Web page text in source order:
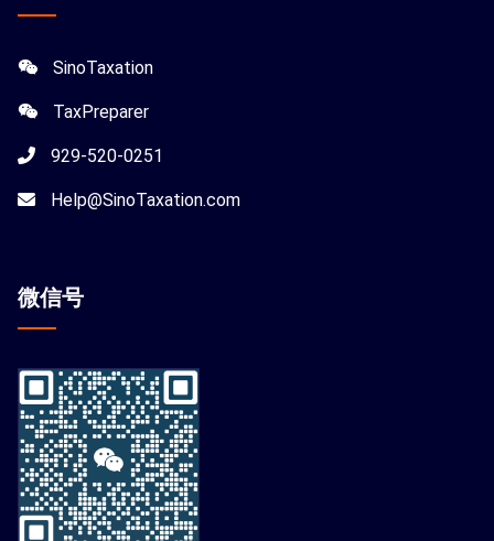
SinoTaxation
TaxPreparer
929-520-0251
Help@SinoTaxation.com
微信号